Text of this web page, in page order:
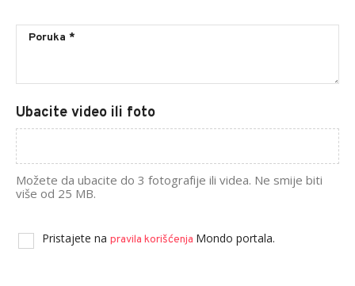
Ubacite video ili foto
Možete da ubacite do 3 fotografije ili videa. Ne smije biti
više od 25 MB.
Pristajete na pravila korišćenja Mondo portala.